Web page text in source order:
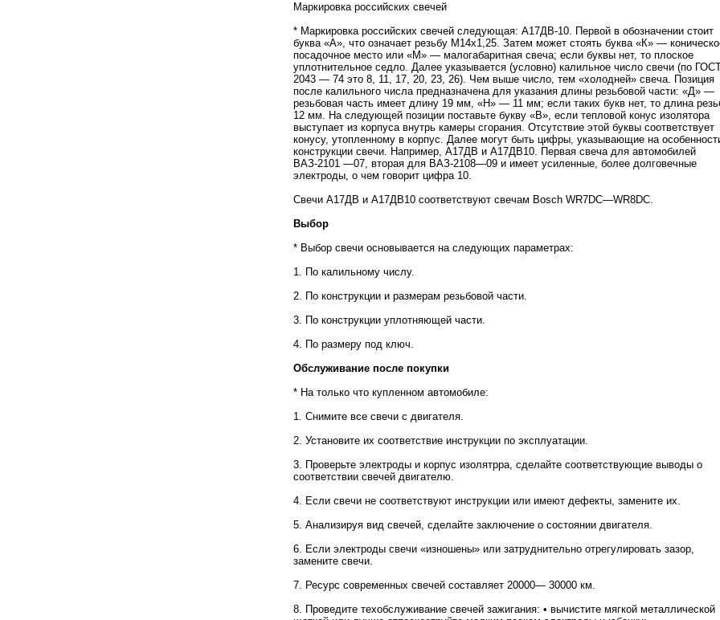
Маркировка российских свечей
* Маркировка российских свечей следующая: А17ДВ-10. Первой в обозначении стоит
буква «А», что означает резьбу М14х1,25. Затем может стоять буква «К» —
посадочное место или «М» — малогабаритная свеча; если буквы нет, то плоское
уплотнительное седло. Далее указывается (условно) калильное число свечи (по
2043 — 74 это 8, 11, 17, 20, 23, 26). Чем выше число, тем «холодней» свеча. Позиция
после калильного числа предназначена для указания длины резьбовой части: «Д» —
резьбовая часть имеет длину 19 мм, «Н» — 11 мм; если таких букв нет, то длина
12 мм. На следующей позиции поставьте букву «В», если тепловой конус изолятора
выступает из корпуса внутрь камеры сгорания. Отсутствие этой буквы соответствует
конусу, утопленному в корпус. Далее могут быть цифры, указывающие на
конструкции свечи. Например, А17ДВ и А17ДВ10. Первая свеча для автомобилей
ВАЗ-2101 —07, вторая для ВАЗ-2108—09 и имеет усиленные, более долговечные
электроды, о чем говорит цифра 10.
Свечи А17ДВ и А17ДВ10 соответствуют свечам Bosch WR7DC—WR8DC.
Выбор
* Выбор свечи основывается на следующих параметрах:
1. По калильному числу.
2. По конструкции и размерам резьбовой части.
3. По конструкции уплотняющей части.
4. По размеру под ключ.
Обслуживание после покупки
* На только что купленном автомобиле:
1. Снимите все свечи с двигателя.
2. Установите их соответствие инструкции по эксплуатации.
3. Проверьте электроды и корпус изолятрра, сделайте соответствующие выводы о
соответствии свечей двигателю.
4. Если свечи не соответствуют инструкции или имеют дефекты, замените их.
5. Анализируя вид свечей, сделайте заключение о состоянии двигателя.
6. Если электроды свечи «изношены» или затруднительно отрегулировать зазор,
замените свечи.
7. Ресурс современных свечей составляет 20000— 30000 км.
8. Проведите техобслуживание свечей зажигания: • вычистите мягкой металлической